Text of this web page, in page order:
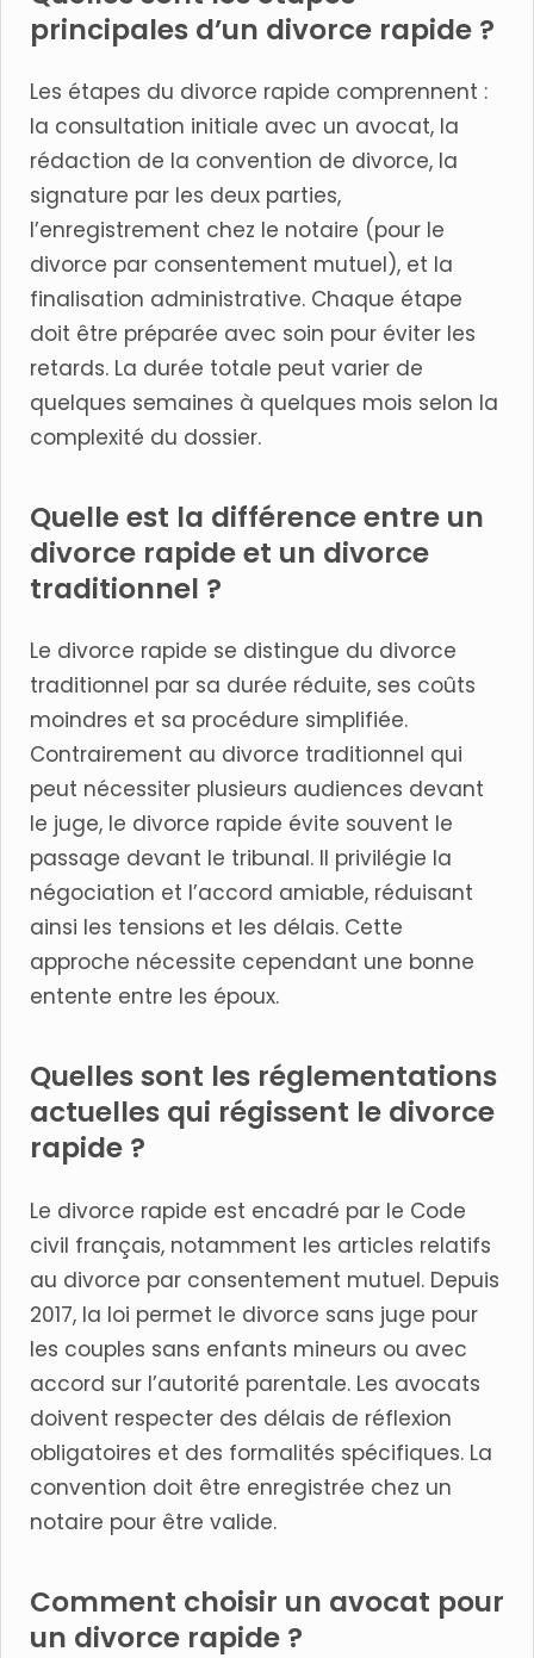
principales d’un divorce rapide ?
Les étapes du divorce rapide comprennent :
la consultation initiale avec un avocat, la
rédaction de la convention de divorce, la
signature par les deux parties,
l’enregistrement chez le notaire (pour le
divorce par consentement mutuel), et la
finalisation administrative. Chaque étape
doit être préparée avec soin pour éviter les
retards. La durée totale peut varier de
quelques semaines à quelques mois selon la
complexité du dossier.
Quelle est la différence entre un
divorce rapide et un divorce
traditionnel ?
Le divorce rapide se distingue du divorce
traditionnel par sa durée réduite, ses coûts
moindres et sa procédure simplifiée.
Contrairement au divorce traditionnel qui
peut nécessiter plusieurs audiences devant
le juge, le divorce rapide évite souvent le
passage devant le tribunal. Il privilégie la
négociation et l’accord amiable, réduisant
ainsi les tensions et les délais. Cette
approche nécessite cependant une bonne
entente entre les époux.
Quelles sont les réglementations
actuelles qui régissent le divorce
rapide ?
Le divorce rapide est encadré par le Code
civil français, notamment les articles relatifs
au divorce par consentement mutuel. Depuis
2017, la loi permet le divorce sans juge pour
les couples sans enfants mineurs ou avec
accord sur l’autorité parentale. Les avocats
doivent respecter des délais de réflexion
obligatoires et des formalités spécifiques. La
convention doit être enregistrée chez un
notaire pour être valide.
Comment choisir un avocat pour
un divorce rapide ?